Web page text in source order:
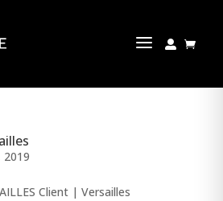
a  
2019
Client | Versailles